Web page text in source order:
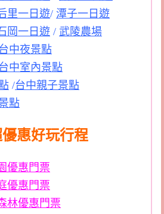
里一日遊/ 潭子一日遊
岡一日遊 / 武陵農場
台中夜景點
台中室內景點
/台中親子景點
點
惠好玩行程
優惠門票
優惠門票
林優惠門票